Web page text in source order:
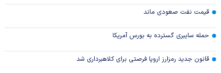
قیمت نفت صعودی ماند
حمله سایبری گسترده به بورس آمریکا
قانون جدید رمزارز اروپا فرصتی برای کلاهبرداری شد